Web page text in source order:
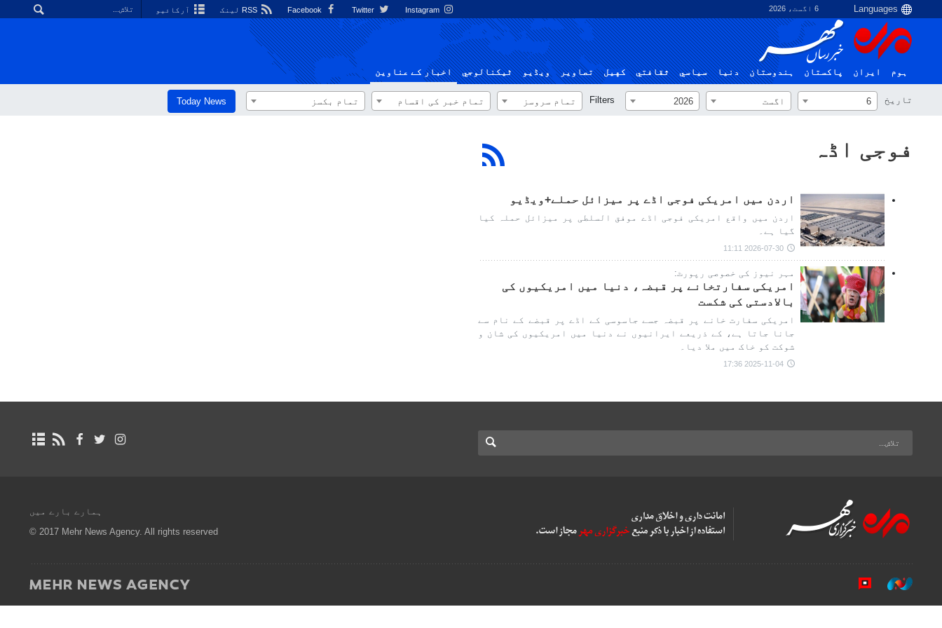
6 اگست، 2026 Instagram آرکائیو
ہوم ایران پاکستان ہندوستان دنیا سياسي ثقافتي کهيل تصاوير ویڈیو ٹيكنالوجي اخبار کے عناوین
تاریخ 6 اگست 2026
Filters تمام سروسز تمام خبر کی اقسام تمام بکسز Today News
فوجی اڈہ
اردن میں امریکی فوجی اڈے پر میزائل حملے+ویڈیو
اردن میں واقع امریکی فوجی اڈے موفق السلطی پر میزائل حملہ کیا
گیا ہے۔
2026-07-30 11:11
مہر نیوز کی خصوصی رپورٹ:
امریکی سفارتخانے پر قبضہ، دنیا میں امریکیوں کی
بالادستی کی شکست
امریکی سفارت خانے پر قبضہ جسے جاسوسی کے اڈے پر قبضے کے نام سے
جانا جاتا ہے، کے ذریعے ایرانیوں نے دنیا میں امریکیوں کی شان و
شوکت کو خاک میں ملا دیا۔
2025-11-04 17:36
ہمارے بارے میں
© 2017 Mehr News Agency. All rights reserved